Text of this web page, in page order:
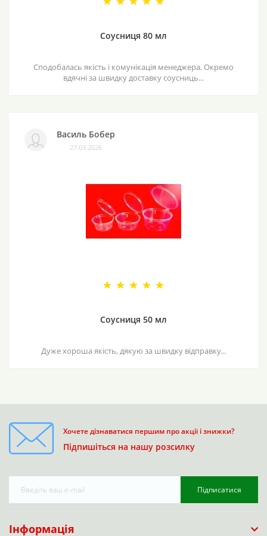
Соусниця 80 мл
Сподобалась якість і комунікація менеджера. Окремо
вдячні за швидку доставку соусниць...
Василь Бобер
27.03.2026
Соусниця 50 мл
Дуже хороша якість, дякую за швидку відправку...
Хочете дізнаватися першим про акції і знижки?
Підпишіться на нашу розсилку
Підписатися
Інформація